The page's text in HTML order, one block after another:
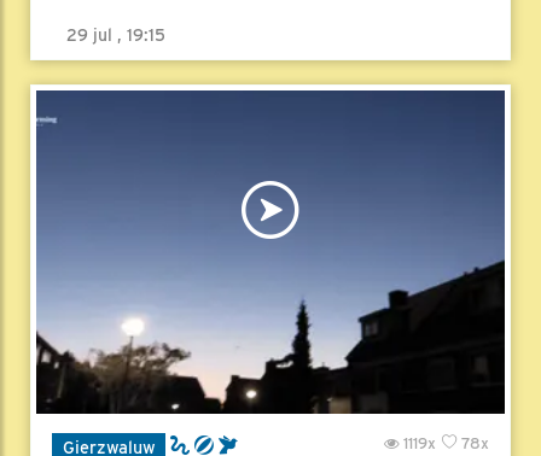
29 jul , 19:15
Gierzwaluw 78x
1119x